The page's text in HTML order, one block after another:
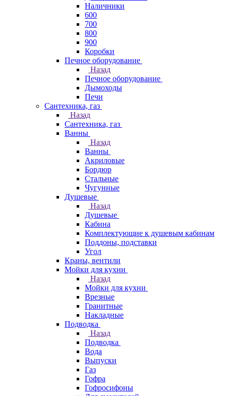
Наличники
600
700
800
900
Коробки
Печное оборудование
Назад
Печное оборудование
Дымоходы
Печи
Сантехника, газ
Назад
Сантехника, газ
Ванны
Назад
Ванны
Акриловые
Бордюр
Стальные
Чугунные
Душевые
Назад
Душевые
Кабина
Комплектующие к душевым кабинам
Поддоны, подставки
Угол
Краны, вентили
Мойки для кухни
Назад
Мойки для кухни
Врезные
Гранитные
Накладные
Подводка
Назад
Подводка
Вода
Выпуски
Газ
Гофра
Гофросифоны